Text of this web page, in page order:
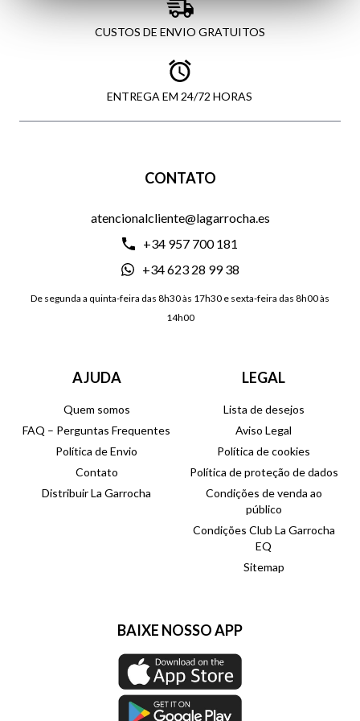
CUSTOS DE ENVIO GRATUITOS
ENTREGA EM 24/72 HORAS
CONTATO
atencionalcliente@lagarrocha.es
+34 957 700 181
+34 623 28 99 38
De segunda a quinta-feira das 8h30 às 17h30 e sexta-feira das 8h00 às
14h00
AJUDA
Quem somos
FAQ – Perguntas Frequentes
Política de Envio
Contato
Distribuir La Garrocha
LEGAL
Lista de desejos
Aviso Legal
Política de cookies
Política de proteção de dados
Condições de venda ao
público
Condições Club La Garrocha
EQ
Sitemap
BAIXE NOSSO APP